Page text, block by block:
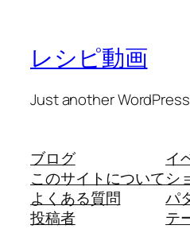
レシピ動画
Just another
ブログ
このサイトについて
よくある質問
投稿者
イ
シ
パ
テ